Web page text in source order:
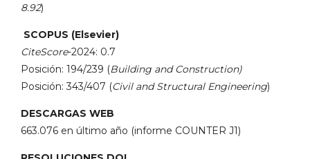
8.92)
SCOPUS (Elsevier)
CiteScore-2024: 0.7
Posición: 194/239 (Building and Construction)
Posición: 343/407 (Civil and Structural Engineering)
DESCARGAS WEB
663.076 en último año (informe COUNTER J1)